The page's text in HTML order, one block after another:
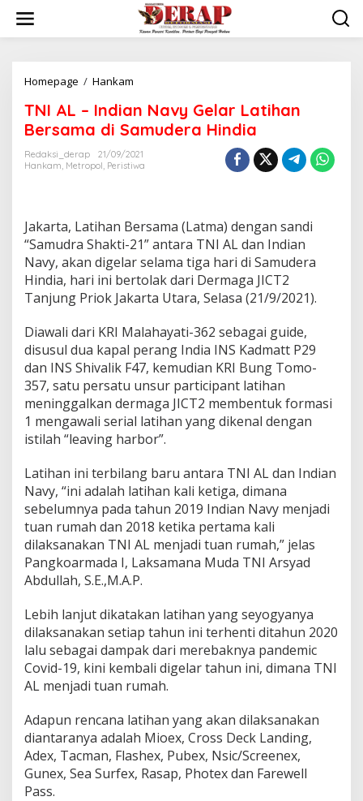
content
Homepage / Hankam
–
Indian
Navy
Gelar
Latihan
Hindia
TNI AL – Indian Navy Gelar Latihan
Bersama di Samudera Hindia
Redaksi_derap
21/09/2021
Hankam, Metropol, Peristiwa
Jakarta, Latihan Bersama (Latma) dengan sandi
“Samudra Shakti-21” antara TNI AL dan Indian
Navy, akan digelar selama tiga hari di Samudera
Hindia, hari ini bertolak dari Dermaga JICT2
Tanjung Priok Jakarta Utara, Selasa (21/9/2021).
Diawali dari KRI Malahayati-362 sebagai guide,
disusul dua kapal perang India INS Kadmatt P29
dan INS Shivalik F47, kemudian KRI Bung Tomo-
357, satu persatu unsur participant latihan
meninggalkan dermaga JICT2 membentuk formasi
1 mengawali serial latihan yang dikenal dengan
istilah “leaving harbor”.
Latihan ini terbilang baru antara TNI AL dan Indian
Navy, “ini adalah latihan kali ketiga, dimana
sebelumnya pada tahun 2019 Indian Navy menjadi
tuan rumah dan 2018 ketika pertama kali
dilaksanakan TNI AL menjadi tuan rumah,” jelas
Pangkoarmada I, Laksamana Muda TNI Arsyad
Abdullah, S.E.,M.A.P.
Lebih lanjut dikatakan latihan yang seyogyanya
dilaksanakan setiap tahun ini terhenti ditahun 2020
lalu sebagai dampak dari merebaknya pandemic
Covid-19, kini kembali digelar tahun ini, dimana TNI
AL menjadi tuan rumah.
Adapun rencana latihan yang akan dilaksanakan
diantaranya adalah Mioex, Cross Deck Landing,
Adex, Tacman, Flashex, Pubex, Nsic/Screenex,
Gunex, Sea Surfex, Rasap, Photex dan Farewell
Pass.